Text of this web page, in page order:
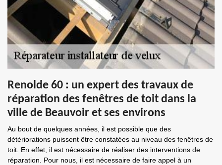
Renolde 60 : un expert des travaux de
réparation des fenêtres de toit dans la
ville de Beauvoir et ses environs
Au bout de quelques années, il est possible que des
détériorations puissent être constatées au niveau des fenêtres de
toit. En effet, il est nécessaire de réaliser des interventions de
réparation. Pour nous, il est nécessaire de faire appel à un